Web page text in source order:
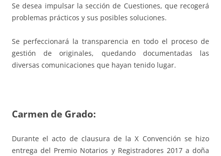
Se desea impulsar la sección de Cuestiones, que recogerá
problemas prácticos y sus posibles soluciones.
Se perfeccionará la transparencia en todo el proceso de
gestión de originales, quedando documentadas las
diversas comunicaciones que hayan tenido lugar.
Carmen de Grado:
Durante el acto de clausura de la X Convención se hizo
entrega del Premio Notarios y Registradores 2017 a doña